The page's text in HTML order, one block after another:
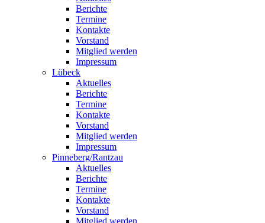
Berichte
Termine
Kontakte
Vorstand
Mitglied werden
Impressum
Lübeck
Aktuelles
Berichte
Termine
Kontakte
Vorstand
Mitglied werden
Impressum
Pinneberg/Rantzau
Aktuelles
Berichte
Termine
Kontakte
Vorstand
Mitglied werden